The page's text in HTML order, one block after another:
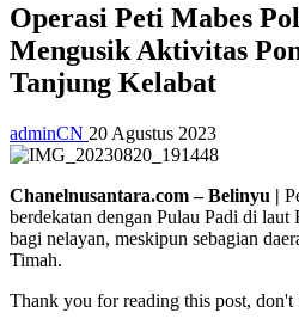
Operasi Peti Mabes
Mengusik Aktivitas
Tanjung Kelabat
adminCN 20 Agustus 2023
Chanelnusantara.com – Belinyu |
berdekatan dengan Pulau Padi di
bagi nelayan, meskipun sebagian
Timah.
Thank you for reading this post, don't